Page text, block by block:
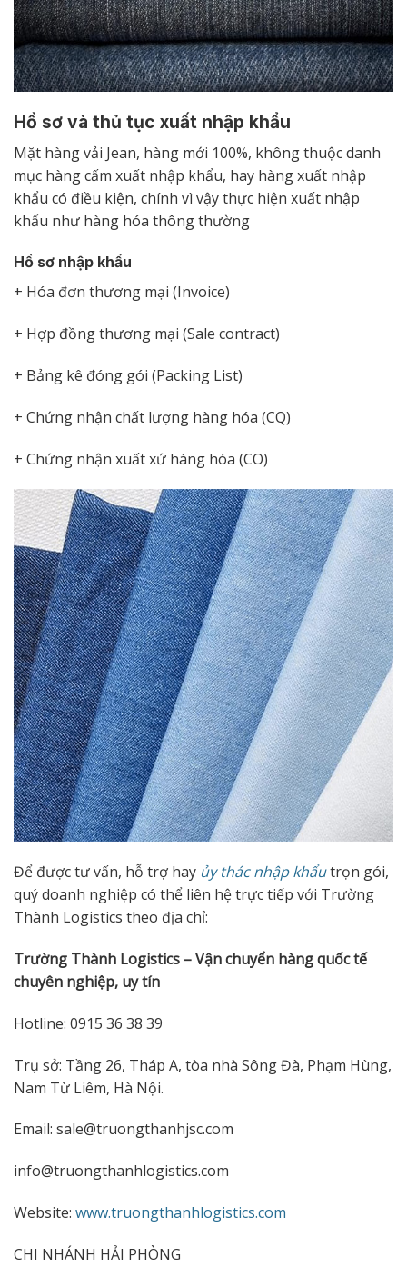
Hồ sơ và thủ tục xuất nhập khẩu
Mặt hàng vải Jean, hàng mới 100%, không thuộc danh
mục hàng cấm xuất nhập khẩu, hay hàng xuất nhập
khẩu có điều kiện, chính vì vậy thực hiện xuất nhập
khẩu như hàng hóa thông thường
Hồ sơ nhập khẩu
+ Hóa đơn thương mại (Invoice)
+ Hợp đồng thương mại (Sale contract)
+ Bảng kê đóng gói (Packing List)
+ Chứng nhận chất lượng hàng hóa (CQ)
+ Chứng nhận xuất xứ hàng hóa (CO)
Để được tư vấn, hỗ trợ hay ủy thác nhập khẩutrọn gói,
quý doanh nghiệp có thể liên hệ trực tiếp với Trường
Thành Logistics theo địa chỉ:
Trường Thành Logistics – Vận chuyển hàng quốc tế
chuyên nghiệp, uy tín
Hotline: 0915 36 38 39
Trụ sở: Tầng 26, Tháp A, tòa nhà Sông Đà, Phạm Hùng,
Nam Từ Liêm, Hà Nội.
Email: sale@truongthanhjsc.com
info@truongthanhlogistics.com
Website: www.truongthanhlogistics.com
CHI NHÁNH HẢI PHÒNG